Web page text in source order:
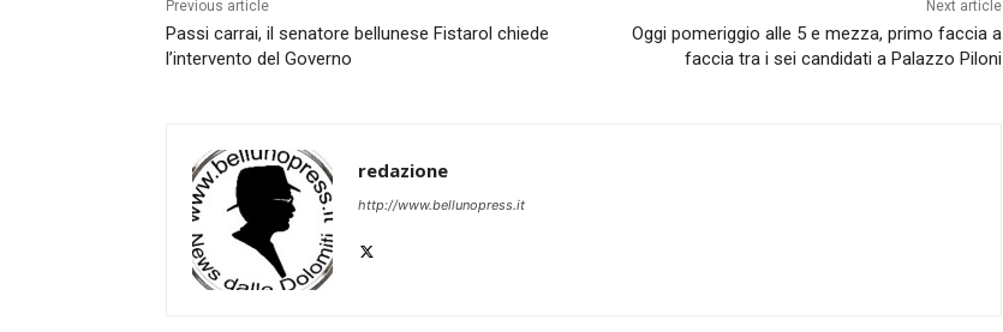
Previous article
Passi carrai, il senatore bellunese Fistarol chiede
l’intervento del Governo
Next article
Oggi pomeriggio alle 5 e mezza, primo faccia a
faccia tra i sei candidati a Palazzo Piloni
redazione
http://www.bellunopress.it